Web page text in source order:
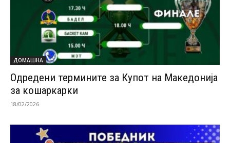
ДОМАШНА
Одредени термините за Купот на Македонија
за кошаркарки
18/02/2026